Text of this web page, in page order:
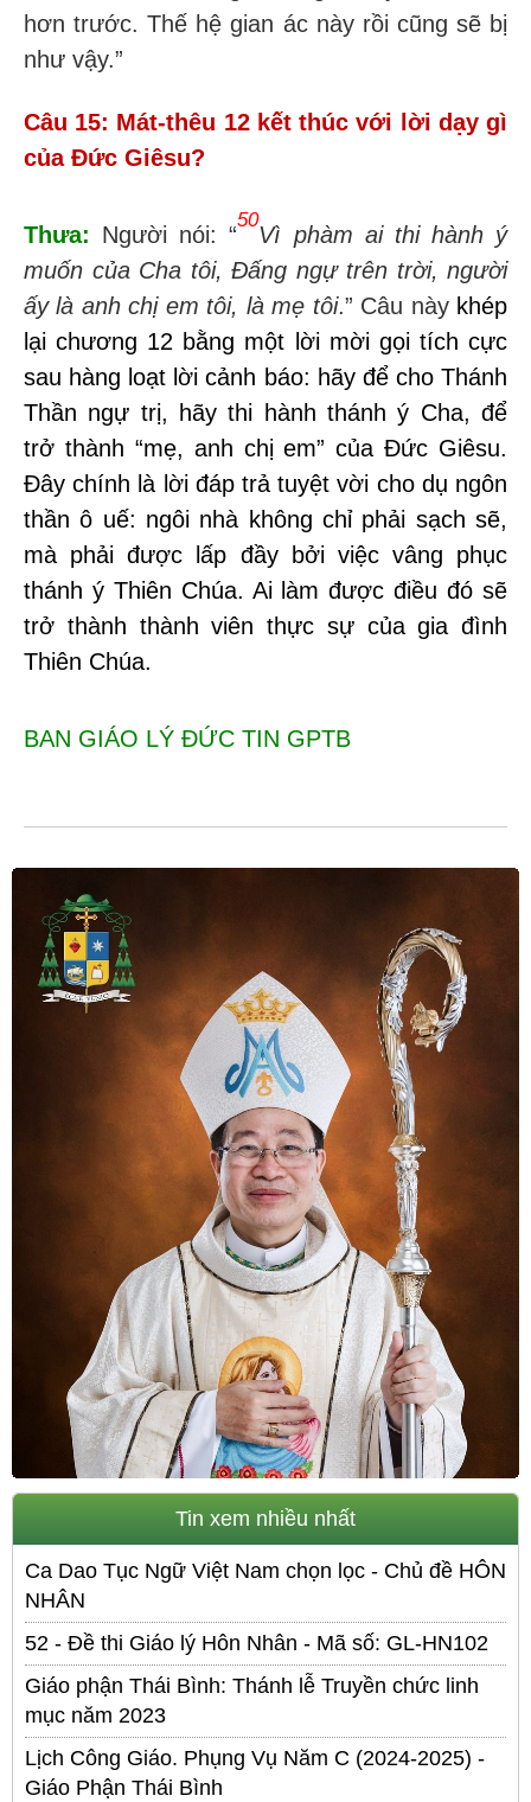
hơn trước. Thế hệ gian ác này rồi cũng sẽ bị
như vậy.”
Câu 15: Mát-thêu 12 kết thúc với lời dạy gì
của Đức Giêsu?
Thưa: Người nói: “
50
Vì phàm ai thi hành ý
muốn của Cha tôi, Đấng ngự trên trời, người
ấy là anh chị em tôi, là mẹ tôi.” Câu nàykhép
lại chương 12 bằng một lời mời gọi tích cực
sau hàng loạt lời cảnh báo: hãy để cho Thánh
Thần ngự trị, hãy thi hành thánh ý Cha, để
trở thành “mẹ, anh chị em” của Đức Giêsu.
Đây chính là lời đáp trả tuyệt vời cho dụ ngôn
thần ô uế: ngôi nhà không chỉ phải sạch sẽ,
mà phải được lấp đầy bởi việc vâng phục
thánh ý Thiên Chúa. Ai làm được điều đó sẽ
trở thành thành viên thực sự của gia đình
Thiên Chúa.
BAN GIÁO LÝ ĐỨC TIN GPTB
Tin xem nhiều nhất
Ca Dao Tục Ngữ Việt Nam chọn lọc - Chủ đề HÔN
NHÂN
52 - Đề thi Giáo lý Hôn Nhân - Mã số: GL-HN102
Giáo phận Thái Bình: Thánh lễ Truyền chức linh
mục năm 2023
Lịch Công Giáo. Phụng Vụ Năm C (2024-2025) -
Giáo Phận Thái Bình